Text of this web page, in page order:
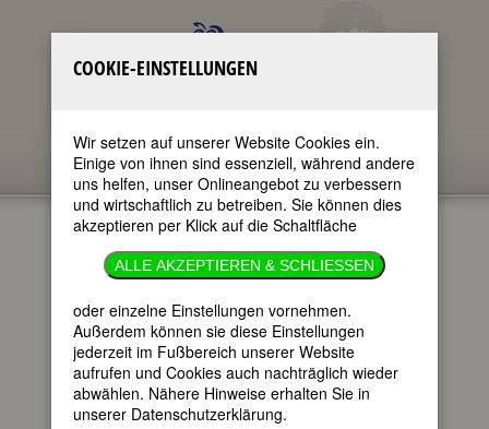
»LAUT &
LUISE«
im ganzen Text
nur in Titeln
COOKIE-EINSTELLUNGEN
Wir setzen auf unserer Website Cookies ein.
Einige von ihnen sind essenziell, während andere
uns helfen, unser Onlineangebot zu verbessern
und wirtschaftlich zu betreiben. Sie können dies
akzeptieren per Klick auf die Schaltfläche
ALLE AKZEPTIEREN & SCHLIESSEN
oder einzelne Einstellungen vornehmen.
Außerdem können sie diese Einstellungen
jederzeit im Fußbereich unserer Website
aufrufen und Cookies auch nachträglich wieder
abwählen. Nähere Hinweise erhalten Sie in
unserer Datenschutzerklärung.